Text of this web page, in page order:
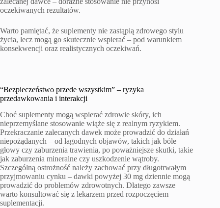
oczekiwanych rezultatów.
Warto pamiętać, że suplementy nie zastąpią zdrowego stylu
życia, lecz mogą go skutecznie wspierać – pod warunkiem
konsekwencji oraz realistycznych oczekiwań.
“Bezpieczeństwo przede wszystkim” – ryzyka
przedawkowania i interakcji
Choć suplementy mogą wspierać zdrowie skóry, ich
nieprzemyślane stosowanie wiąże się z realnym ryzykiem.
Przekraczanie zalecanych dawek może prowadzić do działań
niepożądanych – od łagodnych objawów, takich jak bóle
głowy czy zaburzenia trawienia, po poważniejsze skutki, takie
jak zaburzenia mineralne czy uszkodzenie wątroby.
Szczególną ostrożność należy zachować przy długotrwałym
przyjmowaniu cynku – dawki powyżej 30 mg dziennie mogą
prowadzić do problemów zdrowotnych. Dlatego zawsze
warto konsultować się z lekarzem przed rozpoczęciem
suplementacji.